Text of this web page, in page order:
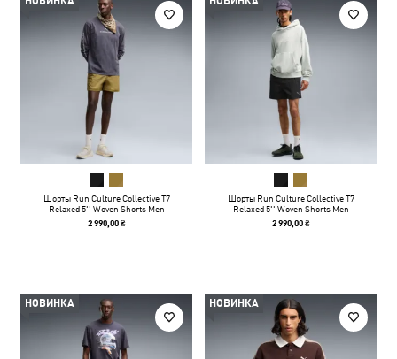
Шорты Run Culture Collective T7
Relaxed 5'' Woven Shorts Men
2 990,00 ₴
Шорты Run Culture Collective T7
Relaxed 5'' Woven Shorts Men
2 990,00 ₴
НОВИНКА НОВИНКА